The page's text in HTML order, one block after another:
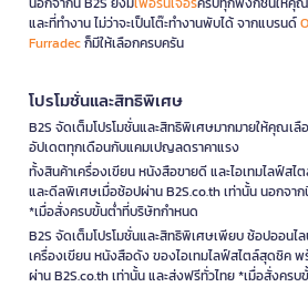
และที่ทำงาน ไม่ว่าจะเป็นโต๊ะทำงานพับได้ จากแบรนด์
Furradecก็มีให้เลือกครบครัน
โปรโมชั่นและสิทธิพิเศษ
B2S จัดเต็มโปรโมชั่นและสิทธิพิเศษมากมายให้คุณเลื
อัปเดตทุกเดือนกับแคมเปญลดราคาแรง
ทั้งสินค้าเครื่องเขียน หนังสือขายดี และไอเทมไลฟ์ส
และดีลพิเศษเมื่อช้อปผ่าน B2S.co.th เท่านั้น นอกจา
*เมื่อสั่งครบขั้นต่ำที่บริษัทกำหนด
B2S จัดเต็มโปรโมชั่นและสิทธิพิเศษเพียบ ช้อปออนไ
เครื่องเขียน หนังสือดัง ของไอเทมไลฟ์สไตล์สุดชิค
ผ่าน B2S.co.th เท่านั้น และส่งฟรีทั่วไทย *เมื่อสั่งคร